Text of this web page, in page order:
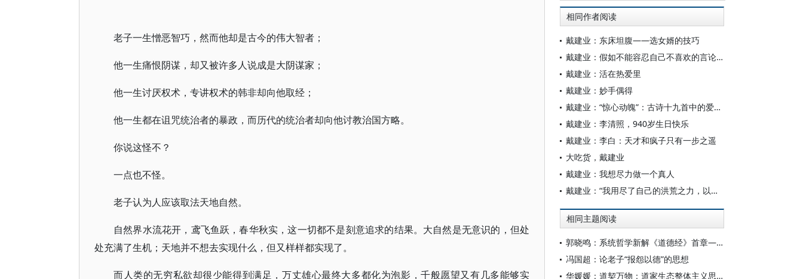
老子一生憎恶智巧，然而他却是古今的伟大智者；
他一生痛恨阴谋，却又被许多人说成是大阴谋家；
他一生讨厌权术，专讲权术的韩非却向他取经；
他一生都在诅咒统治者的暴政，而历代的统治者却向他讨教治国方略。
你说这怪不？
一点也不怪。
老子认为人应该取法天地自然。
自然界水流花开，鸢飞鱼跃，春华秋实，这一切都不是刻意追求的结果。大自然是无意识的，但处
处充满了生机；天地并不想去实现什么，但又样样都实现了。
而人类的无穷私欲却很少能得到满足，万丈雄心最终大多都化为泡影，千般愿望又有几多能够实
相同作者阅读
戴建业：东床坦腹——选女婿的技巧
戴建业：假如不能容忍自己不喜欢的言论……
戴建业：活在热爱里
戴建业：妙手偶得
戴建业：“惊心动魄”：古诗十九首中的爱情诗论略
戴建业：李清照，940岁生日快乐
戴建业：李白：天才和疯子只有一步之遥
大吃货，戴建业
戴建业：我想尽力做一个真人
戴建业：“我用尽了自己的洪荒之力，以不负你！”
相同主题阅读
郭晓鸣：系统哲学新解《道德经》首章——形上演绎老子的道-有-无三角
冯国超：论老子“报怨以德”的思想
华媛媛：道契万物：道家生态整体主义思想体系